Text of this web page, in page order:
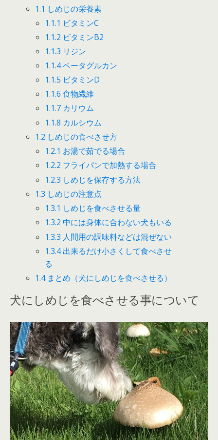
1.1 しめじの栄養素
1.1.1 ビタミンC
1.1.2 ビタミンB2
1.1.3 リジン
1.1.4ベータグルカン
1.1.5 ビタミンD
1.1.6 食物繊維
1.1.7 カリウム
1.1.8 カルシウム
1.2 しめじの食べさせ方
1.2.1 お湯で茹でる場合
1.2.2 フライパンで加熱する場合
1.2.3 しめじを保存する方法
1.3 しめじの注意点
1.3.1 しめじを食べさせる量
1.3.2 中には身体に合わない犬もいる
1.3.3 人間用の調味料などは混ぜない
1.3.4出来るだけ小さくして食べさせ
る
1.4まとめ（犬にしめじを食べさせる）
犬にしめじを食べさせる事について